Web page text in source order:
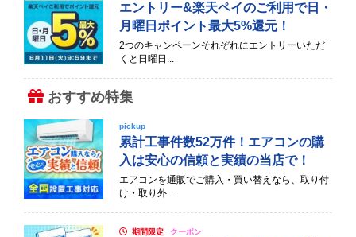
エントリー&楽天ペイのご利用で日・
月曜日ポイント最大5%還元！
2つのキャンペーンそれぞれにエントリーいただ
くと日曜日...
おすすめ特集
pickup
累計工事件数52万件！エアコンの購
入は安心の信頼と実績の当店で！
エアコンを通販でご購入・買い替えなら、取り付
け・取り外...
期間限定 クーポン